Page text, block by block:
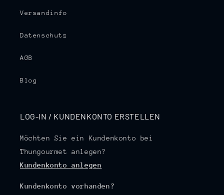
Versandinfo
Datenschutz
AGB
Blog
LOG-IN / KUNDENKONTO ERSTELLEN
Möchten Sie ein Kundenkonto bei
Thungourmet anlegen?
Kundenkonto anlegen
Kundenkonto vorhanden?